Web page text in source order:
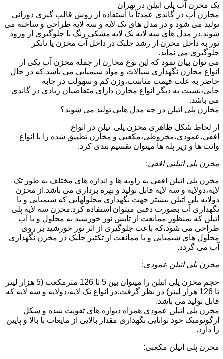
یک مخزن آب پلی اتیلن در تهران
مخازن آب در گاندی عمدتاً با استفاده از روش قالب گیری دورانی
تولید می شود و در مدل های تک لایه و سه لایه طراحی و ساخته می
شوند.در مدل های سه لایه یک لایه مشکی رنگ با جلوگیری از ورود
نور به داخل مخزن از رشد جلبک در داخل آب مخزن یا تانکر
جلوگیری می نماید.
می توان بیان نمود که این نوع مخازن از جمله مخزن آب یکی از
انواع مخازن نگهداری سیالات و مواد شیمیایی می باشد.که در حال
حاضر به علت قیمت مناسب،وزن کم و سهولت در جابه
جایی،نسبت به دیگر انواع مخازن دارای متقاضیان زیادی در گاندی
می باشد.
مخازن پلی اتیلن در چه مدل هایی تولید می شوند؟
از لحاظ شکل ظاهری مخزن پلی اتیلن در انواع
افقی،عمودی،مخروطی،مکعبی و مخازن تطبیق شده را با انواع
وانت ها و زیر پله ها میتوان تقسیم بندی کرد.
مخزن پلی اتیلنی افقی:
مخزن پلی اتیلن افقی به زاویه ها و اندازه های مختلف به طور تک
لایه،دولایه و سه لایه قابل تولید و بهره برداری می باشد.از مخزن
دولایه پلی اتیلن بیشتر جهت نگهداری محلولهایی که شیمیایی و یا
نگهداری آب بصورت دفنی میتوان استفاده کرد.مخزن سه لایه پلی
اتیلن که بمنظور ممانعت از تابش نور خورشید به محلول و یا آب
طراحی می شود،که باعث جلوگیری از اثر نور خورشید بر روی
محلول های شیمیایی و یا ممانعت از تکثیر جلبک در مخزن نگهداری
آب می گردد.
مخزن پلی اتیلن عمودی:
حجم مخزن پلی اتیلن را میتوان بین 5 تا 126 مترمکعب (5 هزار لیتر
تا 126 هزار لیتر) در نظر گرفت.در انواع تک لایه،دولایه و سه لایه که
قابل تولید می باشد.
مخزن پلی اتیلن عمودی همراه دیواره های تقویت شده و شکل
ارگونومیک خود توانایی نگهداری مقدار بالایی از مایعات با بالا و پایین
را دارد.
مخزن پلی اتیلن مکعبی: